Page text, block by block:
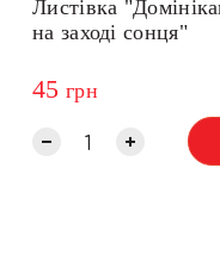
Листівка
на заході сонця"
45 грн